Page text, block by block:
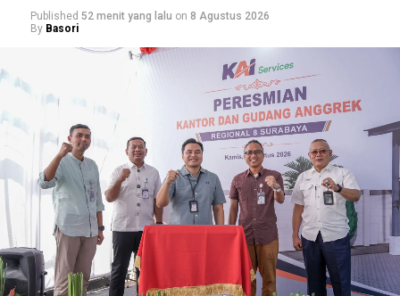
Published 52 menit yang lalu on 8 Agustus 2026
By Basori